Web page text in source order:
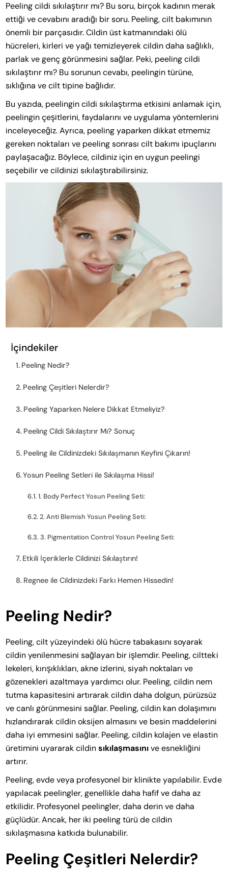
Peeling cildi sıkılaştırır mı? Bu soru, birçok kadının merak
ettiği ve cevabını aradığı bir soru. Peeling, cilt bakımının
önemli bir parçasıdır. Cildin üst katmanındaki ölü
hücreleri, kirleri ve yağı temizleyerek cildin daha sağlıklı,
parlak ve genç görünmesini sağlar. Peki, peeling cildi
sıkılaştırır mı? Bu sorunun cevabı, peelingin türüne,
sıklığına ve cilt tipine bağlıdır.
Bu yazıda, peelingin cildi sıkılaştırma etkisini anlamak için,
peelingin çeşitlerini, faydalarını ve uygulama yöntemlerini
inceleyeceğiz. Ayrıca, peeling yaparken dikkat etmemiz
gereken noktaları ve peeling sonrası cilt bakımı ipuçlarını
paylaşacağız. Böylece, cildiniz için en uygun peelingi
seçebilir ve cildinizi sıkılaştırabilirsiniz.
İçindekiler
Peeling Nedir?
Peeling Çeşitleri Nelerdir?
Peeling Yaparken Nelere Dikkat Etmeliyiz?
Peeling Cildi Sıkılaştırır Mı? Sonuç
Peeling ile Cildinizdeki Sıkılaşmanın Keyfini Çıkarın!
Yosun Peeling Setleri ile Sıkılaşma Hissi!
1. Body Perfect Yosun Peeling Seti:
2. Anti Blemish Yosun Peeling Seti:
3. Pigmentation Control Yosun Peeling Seti:
Etkili İçeriklerle Cildinizi Sıkılaştırın!
Regnee ile Cildinizdeki Farkı Hemen Hissedin!
Peeling Nedir?
Peeling, cilt yüzeyindeki ölü hücre tabakasını soyarak
cildin yenilenmesini sağlayan bir işlemdir. Peeling, ciltteki
lekeleri, kırışıklıkları, akne izlerini, siyah noktaları ve
gözenekleri azaltmaya yardımcı olur. Peeling, cildin nem
tutma kapasitesini artırarak cildin daha dolgun, pürüzsüz
ve canlı görünmesini sağlar. Peeling, cildin kan dolaşımını
hızlandırarak cildin oksijen almasını ve besin maddelerini
daha iyi emmesini sağlar. Peeling, cildin kolajen ve elastin
üretimini uyararak cildinsıkılaşmasınıve esnekliğini
artırır.
Peeling, evde veya profesyonel bir klinikte yapılabilir. Evde
yapılacak peelingler, genellikle daha hafif ve daha az
etkilidir. Profesyonel peelingler, daha derin ve daha
güçlüdür. Ancak, her iki peeling türü de cildin
sıkılaşmasına katkıda bulunabilir.
Peeling Çeşitleri Nelerdir?